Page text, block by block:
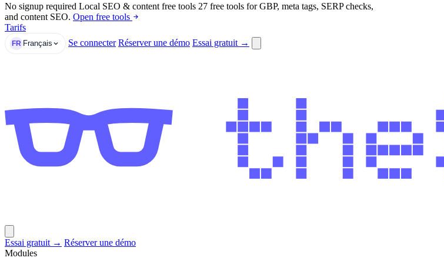
No signup required Local SEO & content free tools 27 free tools for GBP, meta tags, SERP checks,
and content SEO. Open free tools
Tarifs
FR Français Se connecter Réserver une démo Essai gratuit →
Essai gratuit → Réserver une démo
Modules